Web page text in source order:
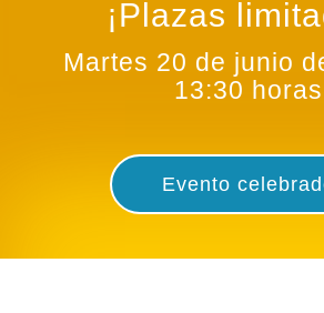
¡Plazas
Martes 20 de junio
13:30 horas
Evento